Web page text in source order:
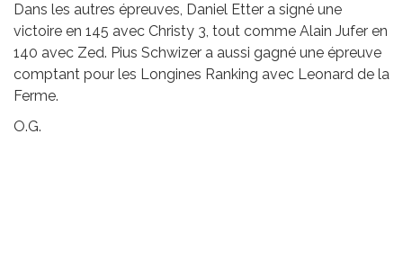
Dans les autres épreuves, Daniel Etter a signé une
victoire en 145 avec Christy 3, tout comme Alain Jufer en
140 avec Zed. Pius Schwizer a aussi gagné une épreuve
comptant pour les Longines Ranking avec Leonard de la
Ferme.
O.G.